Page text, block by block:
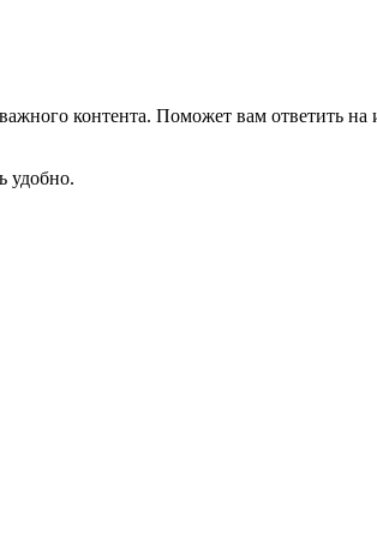
контента. Поможет вам ответить
удобно.